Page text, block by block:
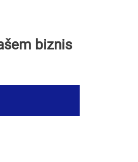
biznis